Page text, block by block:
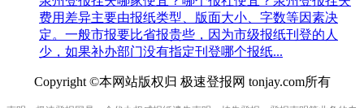
费用差异主要由报纸类型、版面大小、字数等因素决
定。一般市报要比省报贵些，因为市级报纸刊登的人
少，如果补办部门没有指定刊登哪个报纸...
Copyright ©本网站版权归 极速登报网 tonjay.com所有